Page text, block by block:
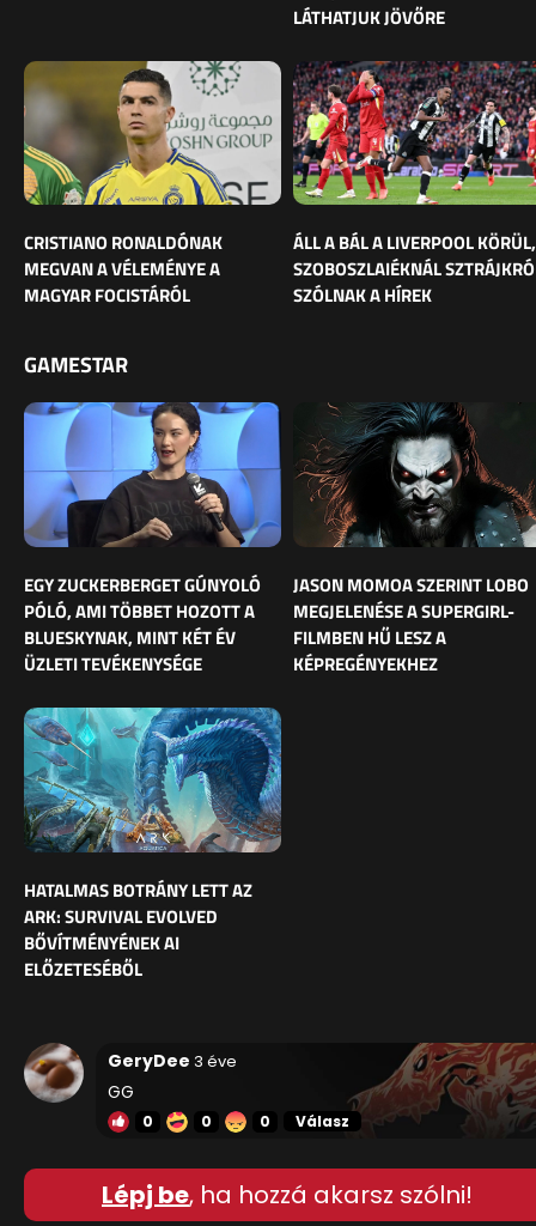
LÁTHATJUK JÖVŐRE
CRISTIANO RONALDÓNAK
MEGVAN A VÉLEMÉNYE A
MAGYAR FOCISTÁRÓL
ÁLL A BÁL A LIVERPOOL KÖRÜL,
SZOBOSZLAIÉKNÁL
SZÓLNAK A HÍREK
GAMESTAR
EGY ZUCKERBERGET GÚNYOLÓ
PÓLÓ, AMI TÖBBET HOZOTT A
BLUESKYNAK, MINT KÉT ÉV
ÜZLETI TEVÉKENYSÉGE
JASON MOMOA SZERINT LOBO
MEGJELENÉSE A SUPERGIRL-
FILMBEN HŰ LESZ A
KÉPREGÉNYEKHEZ
HATALMAS BOTRÁNY LETT AZ
ARK: SURVIVAL EVOLVED
BŐVÍTMÉNYÉNEK AI
ELŐZETESÉBŐL
GeryDee 3 éve
GG
0 0 0 Válasz
Lépj be, ha hozzá akarsz szólni!